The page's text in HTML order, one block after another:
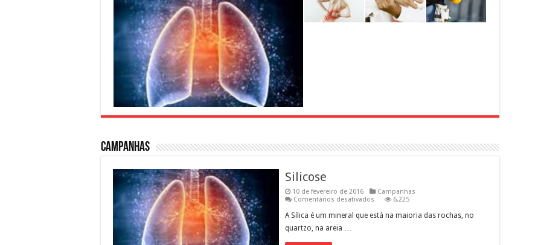
Campanhas
Silicose
10 de fevereiro de 2016
Campanhas
Comentários desativados
6,225
A Sílica é um mineral que está na maioria das rochas, no
quartzo, na areia …